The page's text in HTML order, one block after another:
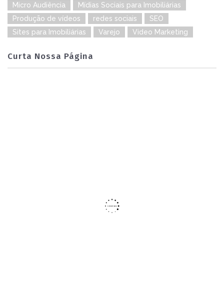
Micro Audiência
Mídias Sociais para Imobiliárias
Produção de vídeos
redes sociais
SEO
Sites para Imobiliárias
Varejo Video Marketing
Curta Nossa Página